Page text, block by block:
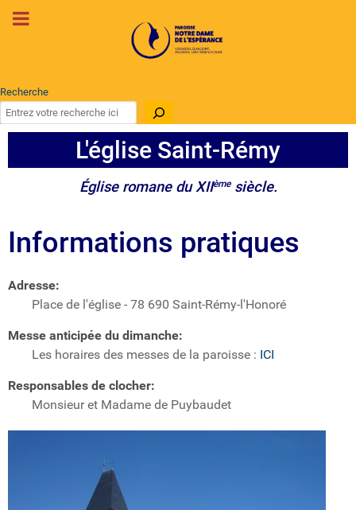
Recherche
L'église Saint-Rémy
Église romane du XIIèmesiècle.
Informations pratiques
Adresse:
Place de l'église - 78 690 Saint-Rémy-l'Honoré
Messe anticipée du dimanche:
Les horaires des messes de la paroisse : ICI
Responsables de clocher:
Monsieur et Madame de Puybaudet